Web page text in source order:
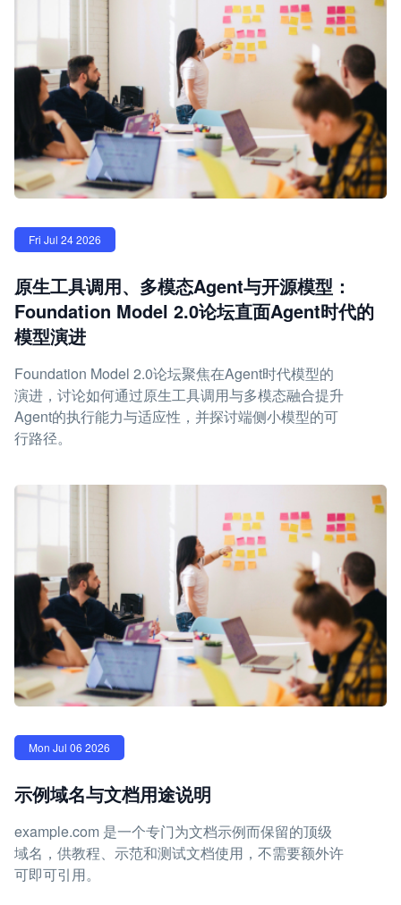
Fri Jul 24 2026
原生工具调用、多模态Agent与开源模型：
Foundation Model 2.0论坛直面Agent时代的
模型演进
Foundation Model 2.0论坛聚焦在Agent时代模型的
演进，讨论如何通过原生工具调用与多模态融合提升
Agent的执行能力与适应性，并探讨端侧小模型的可
行路径。
Mon Jul 06 2026
示例域名与文档用途说明
example.com 是一个专门为文档示例而保留的顶级
域名，供教程、示范和测试文档使用，不需要额外许
可即可引用。